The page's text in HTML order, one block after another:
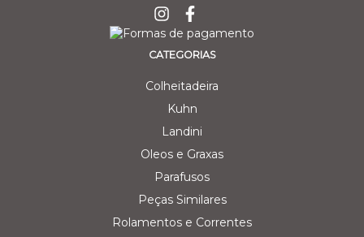
CATEGORIAS
Colheitadeira
Kuhn
Landini
Oleos e Graxas
Parafusos
Peças Similares
Rolamentos e Correntes